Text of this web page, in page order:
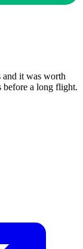
and it was worth
before a long flight.